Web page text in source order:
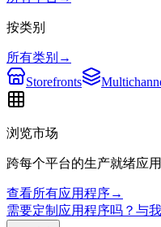
按类别
所有类别 →
Storefronts
浏览市场
跨每个平台的生产就绪应
查看所有应用程序→
需要定制应用程序吗？与